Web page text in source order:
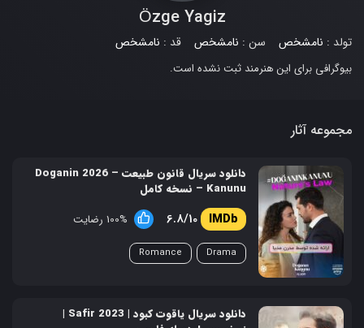
Özge Yagiz
تولد : نامشخص سن : نامشخص قد : نامشخص
بیوگرافی برای این هنرمند ثبت نشده است.
مجموعه آثار
دانلود سریال قانون طبیعت – 2026 Doganin
Kanunu – نسخه کامل
6.8/10 100% رضایت
Drama
Romance
دانلود سریال یاقوت کبود | Safir 2023 |